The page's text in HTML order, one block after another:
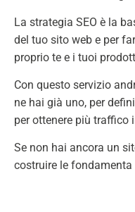
La strategia SEO è la
del tuo sito web e per
proprio te e i tuoi
Con questo servizio
ne hai già uno, per
per ottenere più traffico
Se non hai ancora un
costruire le